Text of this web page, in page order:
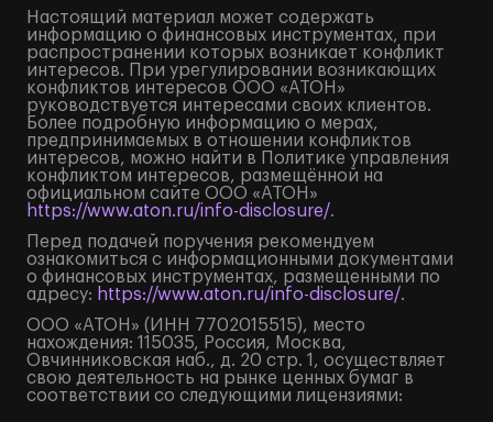
Настоящий материал может содержать
информацию о финансовых инструментах, при
распространении которых возникает конфликт
интересов. При урегулировании возникающих
конфликтов интересов ООО «АТОН»
руководствуется интересами своих клиентов.
Более подробную информацию о мерах,
предпринимаемых в отношении конфликтов
интересов, можно найти в Политике управления
конфликтом интересов, размещённой на
официальном сайте ООО «АТОН»
https://www.aton.ru/info-disclosure/.
Перед подачей поручения рекомендуем
ознакомиться с информационными документами
о финансовых инструментах, размещенными по
адресу: https://www.aton.ru/info-disclosure/.
ООО «АТОН» (ИНН 7702015515), место
нахождения: 115035, Россия, Москва,
Овчинниковская наб., д. 20 стр. 1, осуществляет
свою деятельность на рынке ценных бумаг в
соответствии со следующими лицензиями: